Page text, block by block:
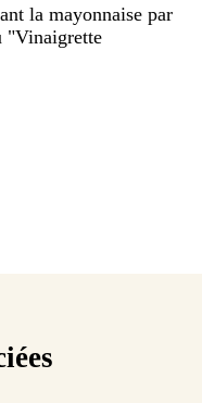
la mayonnaise par
"Vinaigrette